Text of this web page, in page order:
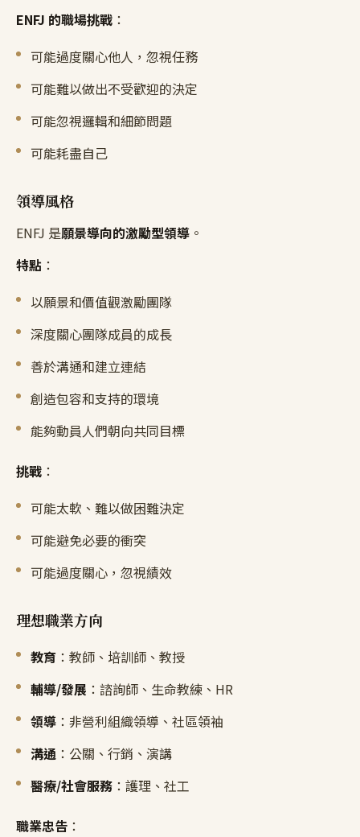
ENFJ 的職場挑戰 ：
可能過度關心他人，忽視任務
可能難以做出不受歡迎的決定
可能忽視邏輯和細節問題
可能耗盡自己
領導風格
ENFJ 是願景導向的激勵型領導 。
特點 ：
以願景和價值觀激勵團隊
深度關心團隊成員的成長
善於溝通和建立連結
創造包容和支持的環境
能夠動員人們朝向共同目標
挑戰 ：
可能太軟、難以做困難決定
可能避免必要的衝突
可能過度關心，忽視績效
理想職業方向
教育 ：教師、培訓師、教授
輔導/發展 ：諮詢師、生命教練、HR
領導 ：非營利組織領導、社區領袖
溝通 ：公關、行銷、演講
醫療/社會服務 ：護理、社工
職業忠告 ：